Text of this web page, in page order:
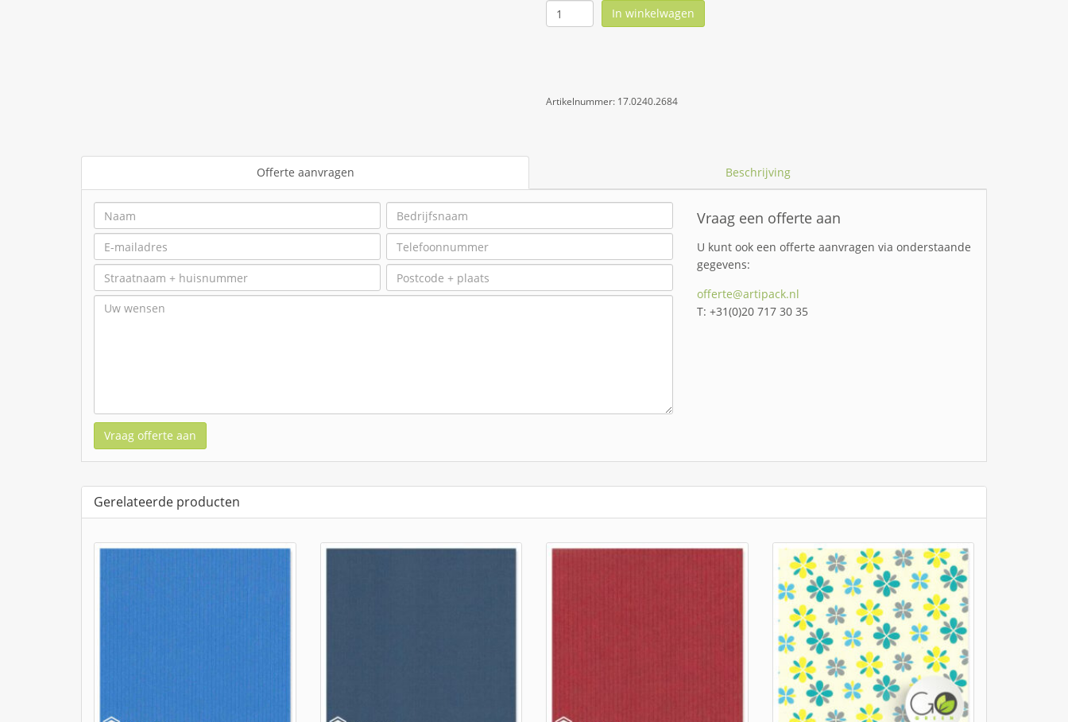
In winkelwagen
Artikelnummer: 17.0240.2684
Offerte aanvragen Beschrijving
Vraag offerte aan
Vraag een offerte aan
U kunt ook een offerte aanvragen via onderstaande
gegevens:
offerte@artipack.nl
T: +31(0)20 717 30 35
Gerelateerde producten